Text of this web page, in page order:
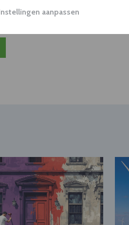
aanpassen
worden mogelijk relevant?